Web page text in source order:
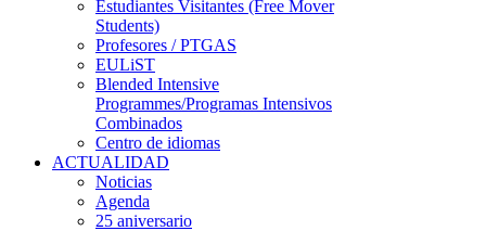
Estudiantes Visitantes (Free Mover
Students)
Profesores / PTGAS
EULiST
Blended Intensive
Programmes/Programas Intensivos
Combinados
Centro de idiomas
ACTUALIDAD
Noticias
Agenda
25 aniversario